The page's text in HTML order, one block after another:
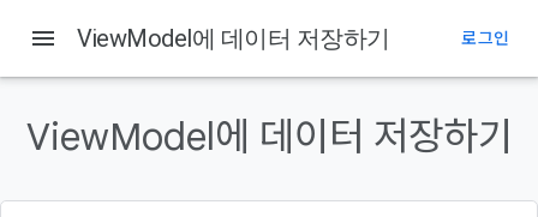
시작하기 전에
기본 요건
빌드할 항목
menu ViewModel에 데이터 저장하기 로그인
ViewModel에 데이터 저장하기